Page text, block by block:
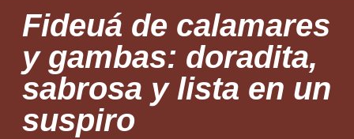
Fideuá de calamares
y gambas: doradita,
sabrosa y lista en un
suspiro